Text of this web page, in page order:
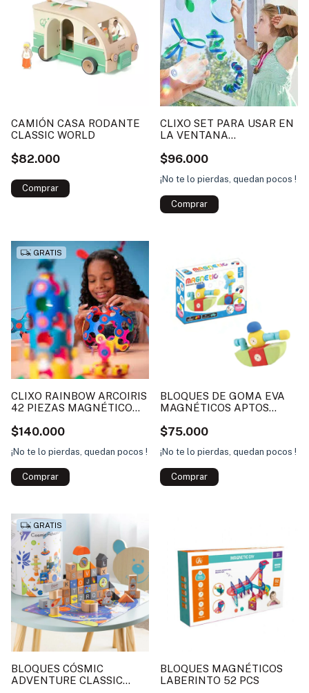
CAMIÓN CASA RODANTE
CLASSIC WORLD
$82.000
CLIXO SET PARA USAR EN
LA VENTANA
PIEZAS MAGNÉTICO IMÁN
$96.000
¡No te lo pierdas, quedan pocos !
GRATIS
CLIXO RAINBOW ARCOIRIS
42 PIEZAS MAGNÉTICO
$140.000
¡No te lo pierdas, quedan pocos !
BLOQUES DE GOMA EVA
MAGNÉTICOS APTOS
WORLD
$75.000
¡No te lo pierdas, quedan pocos !
GRATIS
BLOQUES CÓSMIC
ADVENTURE CLASSIC
BLOQUES MAGNÉTICOS
LABERINTO 52 PCS